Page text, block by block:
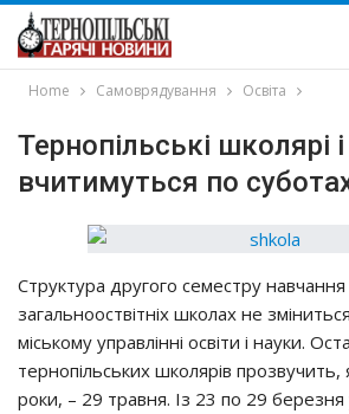
Home Самоврядування Освіта
Тернопільські школярі і
вчитимуться по
Структура другого семестру навчання
загальнооствітніх школах не
міському управлінні освіти і науки.
тернопільських школярів прозвучить,
роки, – 29 травня. Із 23 по 29 березня